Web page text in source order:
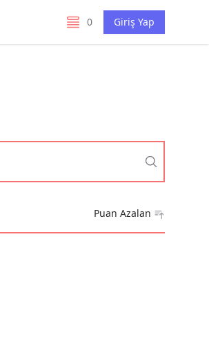
0
listelerim Giriş Yap
Puan Azalan